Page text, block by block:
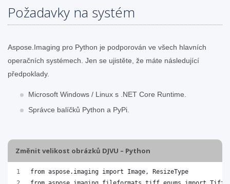
Požadavky na systém
Aspose.Imaging pro Python je podporován ve všech hlavních
operačních systémech. Jen se ujistěte, že máte následující
předpoklady.
Microsoft Windows / Linux s .NET Core Runtime.
Správce balíčků Python a PyPi.
Změnit velikost obrázků DJVU – Python